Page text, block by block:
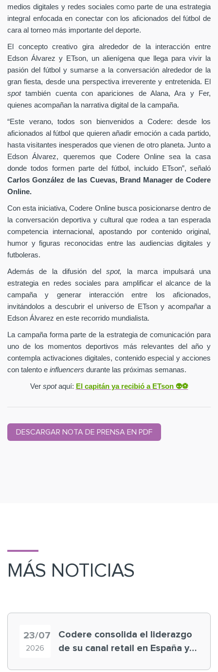
medios digitales y redes sociales como parte de una estrategia
integral enfocada en conectar con los aficionados del fútbol de
cara al torneo más importante del deporte.
El concepto creativo gira alrededor de la interacción entre
Edson Álvarez y ETson, un alienígena que llega para vivir la
pasión del fútbol y sumarse a la conversación alrededor de la
gran fiesta, desde una perspectiva irreverente y entretenida. El
spottambién cuenta con apariciones de Alana, Ara y Fer,
quienes acompañan la narrativa digital de la campaña.
“Este verano, todos son bienvenidos a Codere: desde los
aficionados al fútbol que quieren añadir emoción a cada partido,
hasta visitantes inesperados que vienen de otro planeta. Junto a
Edson Álvarez, queremos que Codere Online sea la casa
donde todos formen parte del fútbol, incluido ETson”, señaló
Carlos González de las Cuevas, Brand Manager de Codere
Online.
Con esta iniciativa, Codere Online busca posicionarse dentro de
la conversación deportiva y cultural que rodea a tan esperada
competencia internacional, apostando por contenido original,
humor y figuras reconocidas entre las audiencias digitales y
futboleras.
Además de la difusión delspot,
la marca impulsará una
estrategia en redes sociales para amplificar el alcance de la
campaña y generar interacción entre los aficionados,
invitándolos a descubrir el universo de ETson y acompañar a
Edson Álvarez en este recorrido mundialista.
La campaña forma parte de la estrategia de comunicación para
uno de los momentos deportivos más relevantes del año y
contempla activaciones digitales, contenido especial y acciones
con talento e influencers durante las próximas semanas.
Ver spotaquí: El capitán ya recibió a ETson 👽⚽️
DESCARGAR NOTA DE PRENSA EN PDF
MÁS NOTICIAS
23/07
2026
Codere consolida el liderazgo
de su canal retail en España y